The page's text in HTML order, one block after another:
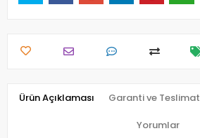
Ürün Açıklaması Garanti ve Teslimat
Yorumlar